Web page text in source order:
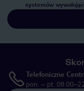
systemów
Telefoniczne
pon. – pt.